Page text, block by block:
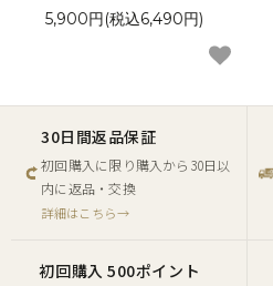
5,900円(税込6,490円)
30日間返品保証
初回購入に限り購入から30日以
内に返品・交換
詳細はこちら→
初回購入 500ポイント